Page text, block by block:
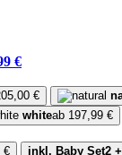
€
€
whiteab 197,99 €
€ inkl. Baby Set2